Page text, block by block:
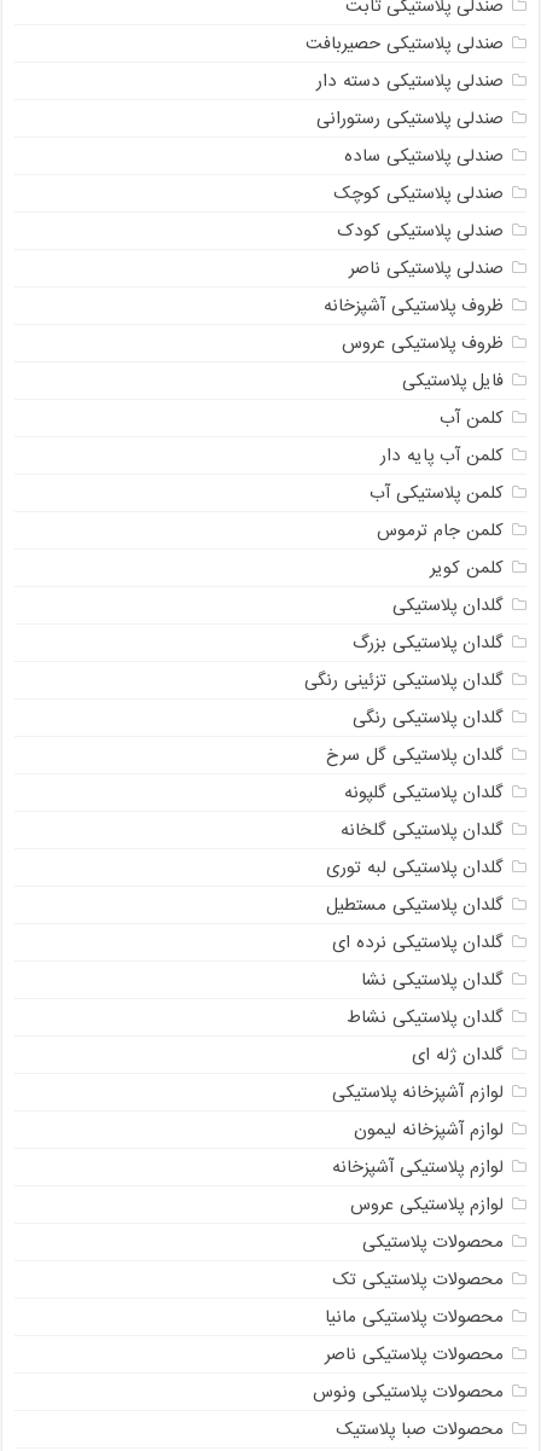
صندلی پلاستیکی ثابت
صندلی پلاستیکی حصیربافت
صندلی پلاستیکی دسته دار
صندلی پلاستیکی رستورانی
صندلی پلاستیکی ساده
صندلی پلاستیکی کوچک
صندلی پلاستیکی کودک
صندلی پلاستیکی ناصر
ظروف پلاستیکی آشپزخانه
ظروف پلاستیکی عروس
فایل پلاستیکی
کلمن آب
کلمن آب پایه دار
کلمن پلاستیکی آب
کلمن جام ترموس
کلمن کویر
گلدان پلاستیکی
گلدان پلاستیکی بزرگ
گلدان پلاستیکی تزئینی رنگی
گلدان پلاستیکی رنگی
گلدان پلاستیکی گل سرخ
گلدان پلاستیکی گلپونه
گلدان پلاستیکی گلخانه
گلدان پلاستیکی لبه توری
گلدان پلاستیکی مستطیل
گلدان پلاستیکی نرده ای
گلدان پلاستیکی نشا
گلدان پلاستیکی نشاط
گلدان ژله ای
لوازم آشپزخانه پلاستیکی
لوازم آشپزخانه لیمون
لوازم پلاستیکی آشپزخانه
لوازم پلاستیکی عروس
محصولات پلاستیکی
محصولات پلاستیکی تک
محصولات پلاستیکی مانیا
محصولات پلاستیکی ناصر
محصولات پلاستیکی ونوس
محصولات صبا پلاستیک